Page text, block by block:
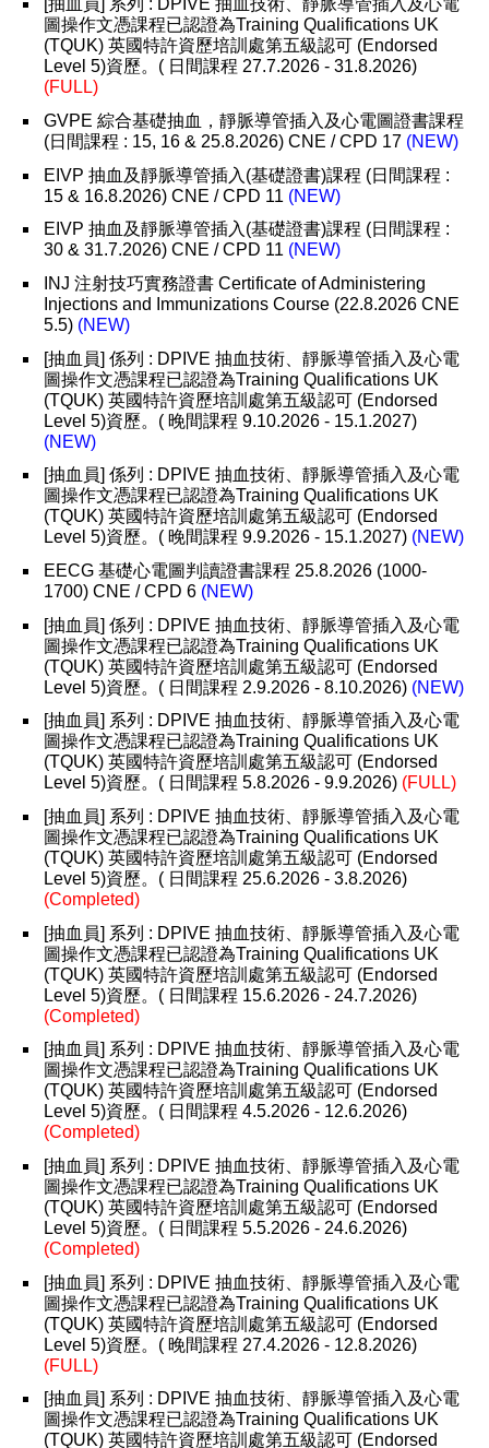
[抽血員] 系列 : DPIVE 抽血技術、靜脈導管插入及心電
圖操作文憑課程已認證為Training Qualifications UK
(TQUK) 英國特許資歷培訓處第五級認可 (Endorsed
Level 5)資歷。( 日間課程 27.7.2026 - 31.8.2026)
(FULL)
GVPE 綜合基礎抽血，靜脈導管插入及心電圖證書課程
(日間課程 : 15, 16 & 25.8.2026) CNE / CPD 17 (NEW)
EIVP 抽血及靜脈導管插入(基礎證書)課程 (日間課程 :
15 & 16.8.2026) CNE / CPD 11 (NEW)
EIVP 抽血及靜脈導管插入(基礎證書)課程 (日間課程 :
30 & 31.7.2026) CNE / CPD 11 (NEW)
INJ 注射技巧實務證書 Certificate of Administering
Injections and Immunizations Course (22.8.2026 CNE
5.5) (NEW)
[抽血員] 係列 : DPIVE 抽血技術、靜脈導管插入及心電
圖操作文憑課程已認證為Training Qualifications UK
(TQUK) 英國特許資歷培訓處第五級認可 (Endorsed
Level 5)資歷。( 晚間課程 9.10.2026 - 15.1.2027)
(NEW)
[抽血員] 係列 : DPIVE 抽血技術、靜脈導管插入及心電
圖操作文憑課程已認證為Training Qualifications UK
(TQUK) 英國特許資歷培訓處第五級認可 (Endorsed
Level 5)資歷。( 晚間課程 9.9.2026 - 15.1.2027) (NEW)
EECG 基礎心電圖判讀證書課程 25.8.2026 (1000-
1700) CNE / CPD 6 (NEW)
[抽血員] 係列 : DPIVE 抽血技術、靜脈導管插入及心電
圖操作文憑課程已認證為Training Qualifications UK
(TQUK) 英國特許資歷培訓處第五級認可 (Endorsed
Level 5)資歷。( 日間課程 2.9.2026 - 8.10.2026) (NEW)
[抽血員] 系列 : DPIVE 抽血技術、靜脈導管插入及心電
圖操作文憑課程已認證為Training Qualifications UK
(TQUK) 英國特許資歷培訓處第五級認可 (Endorsed
Level 5)資歷。( 日間課程 5.8.2026 - 9.9.2026) (FULL)
[抽血員] 系列 : DPIVE 抽血技術、靜脈導管插入及心電
圖操作文憑課程已認證為Training Qualifications UK
(TQUK) 英國特許資歷培訓處第五級認可 (Endorsed
Level 5)資歷。( 日間課程 25.6.2026 - 3.8.2026)
(Completed)
[抽血員] 系列 : DPIVE 抽血技術、靜脈導管插入及心電
圖操作文憑課程已認證為Training Qualifications UK
(TQUK) 英國特許資歷培訓處第五級認可 (Endorsed
Level 5)資歷。( 日間課程 15.6.2026 - 24.7.2026)
(Completed)
[抽血員] 系列 : DPIVE 抽血技術、靜脈導管插入及心電
圖操作文憑課程已認證為Training Qualifications UK
(TQUK) 英國特許資歷培訓處第五級認可 (Endorsed
Level 5)資歷。( 日間課程 4.5.2026 - 12.6.2026)
(Completed)
[抽血員] 系列 : DPIVE 抽血技術、靜脈導管插入及心電
圖操作文憑課程已認證為Training Qualifications UK
(TQUK) 英國特許資歷培訓處第五級認可 (Endorsed
Level 5)資歷。( 日間課程 5.5.2026 - 24.6.2026)
(Completed)
[抽血員] 系列 : DPIVE 抽血技術、靜脈導管插入及心電
圖操作文憑課程已認證為Training Qualifications UK
(TQUK) 英國特許資歷培訓處第五級認可 (Endorsed
Level 5)資歷。( 晚間課程 27.4.2026 - 12.8.2026)
(FULL)
[抽血員] 系列 : DPIVE 抽血技術、靜脈導管插入及心電
圖操作文憑課程已認證為Training Qualifications UK
(TQUK) 英國特許資歷培訓處第五級認可 (Endorsed